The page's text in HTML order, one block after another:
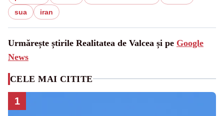
sua
iran
Urmărește știrile Realitatea de Valcea și pe Google
News
CELE MAI CITITE
1